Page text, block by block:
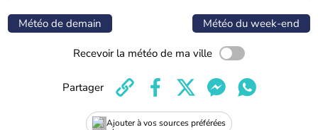
Météo de demain Météo du week-end
Recevoir la météo de ma ville
Ajouter à vos sources préférées
Partager